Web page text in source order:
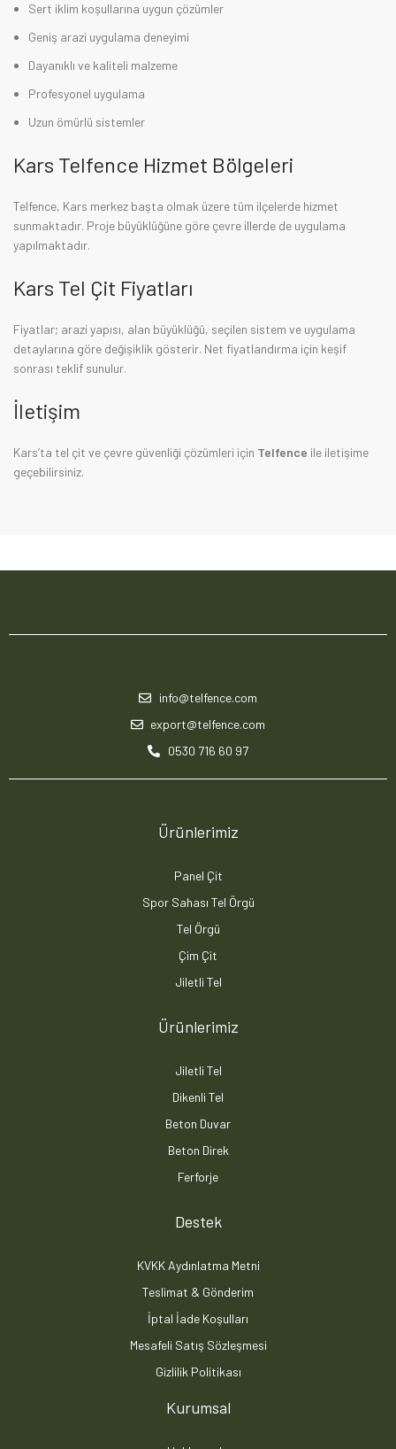
Sert iklim koşullarına uygun çözümler
Geniş arazi uygulama deneyimi
Dayanıklı ve kaliteli malzeme
Profesyonel uygulama
Uzun ömürlü sistemler
Kars Telfence Hizmet Bölgeleri
Telfence, Kars merkez başta olmak üzere tüm ilçelerde hizmet
sunmaktadır. Proje büyüklüğüne göre çevre illerde de uygulama
yapılmaktadır.
Kars Tel Çit Fiyatları
Fiyatlar; arazi yapısı, alan büyüklüğü, seçilen sistem ve uygulama
detaylarına göre değişiklik gösterir. Net fiyatlandırma için keşif
sonrası teklif sunulur.
İletişim
Kars’ta tel çit ve çevre güvenliği çözümleri için Telfence ile iletişime
geçebilirsiniz.
info@telfence.com
export@telfence.com
0530 716 60 97
Ürünlerimiz
Panel Çit
Spor Sahası Tel Örgü
Tel Örgü
Çim Çit
Jiletli Tel
Ürünlerimiz
Jiletli Tel
Dikenli Tel
Beton Duvar
Beton Direk
Ferforje
Destek
KVKK Aydınlatma Metni
Teslimat & Gönderim
İptal İade Koşulları
Mesafeli Satış Sözleşmesi
Gizlilik Politikası
Kurumsal